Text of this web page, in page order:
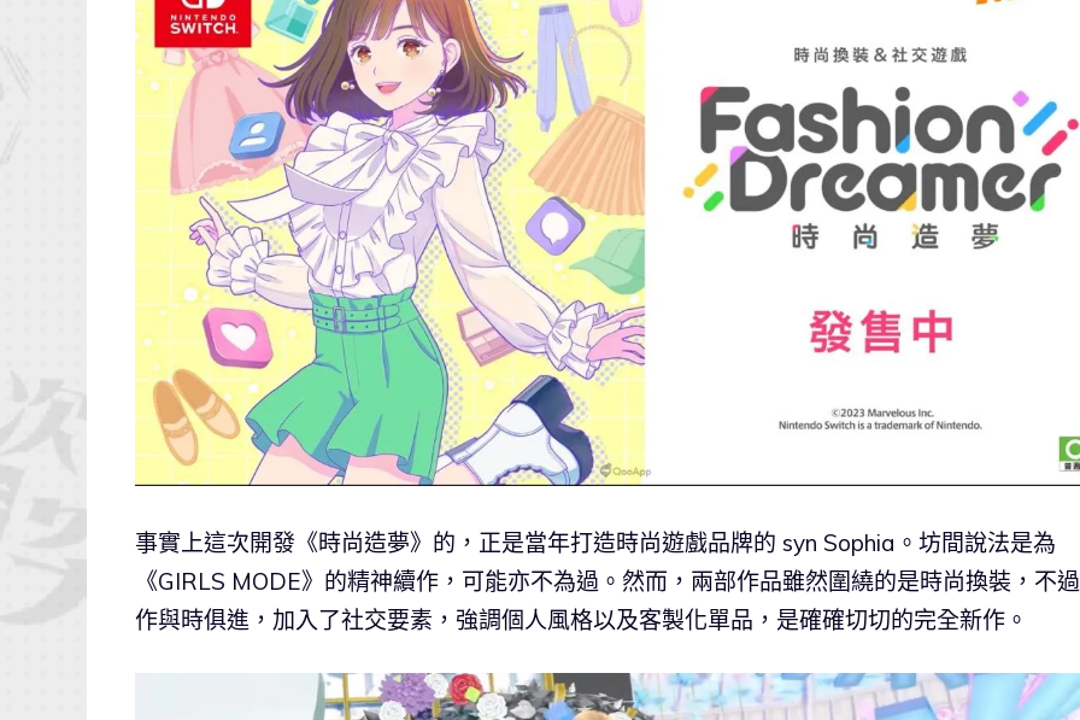
事實上這次開發《時尚造夢》的，正是當年打造時尚遊戲品牌的 syn Sophia。坊間說法是為
《GIRLS MODE》的精神續作，可能亦不為過。然而，兩部作品雖然圍繞的是時尚換裝，不
作與時俱進，加入了社交要素，強調個人風格以及客製化單品，是確確切切的完全新作。